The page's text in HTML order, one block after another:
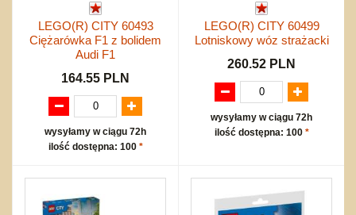
LEGO(R) CITY 60493
Ciężarówka F1 z bolidem
Audi F1
164.55 PLN
wysyłamy w ciągu 72h
ilość dostępna: 100 *
LEGO(R) CITY 60499
Lotniskowy wóz strażacki
260.52 PLN
wysyłamy w ciągu 72h
ilość dostępna: 100 *